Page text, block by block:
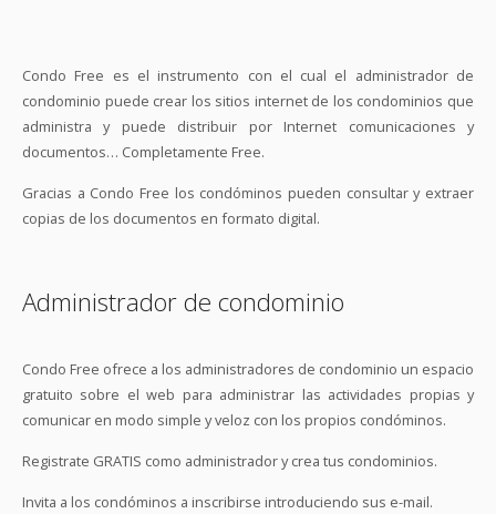
Condo Free es el instrumento con el cual el administrador de
condominio puede crear los sitios internet de los condominios que
administra y puede distribuir por Internet comunicaciones y
documentos… Completamente Free.
Gracias a Condo Free los condóminos pueden consultar y extraer
copias de los documentos en formato digital.
Administrador de condominio
Condo Free ofrece a los administradores de condominio un espacio
gratuito sobre el web para administrar las actividades propias y
comunicar en modo simple y veloz con los propios condóminos.
Registrate GRATIS como administrador y crea tus condominios.
Invita a los condóminos a inscribirse introduciendo sus e-mail.